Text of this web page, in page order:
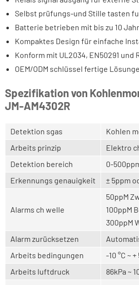
Selbst prüfungs-und Stille tasten
Batterie betrieben mit bis zu 10
Kompaktes Design für einfache
Konform mit UL2034, EN50291 und
OEM/ODM schlüssel fertige
Spezifikation von
JM-AM4302R
Detektion sgas
Kohlen
Arbeits prinzip
Elektro
Detektion bereich
0-
Erkennungs genauigkeit
± 5ppm
Alarms ch welle
50ppM
100ppM
300ppM
Alarm zurücksetzen
Arbeits bedingungen
-10 °C ~
Arbeits luftdruck
86kPa ~